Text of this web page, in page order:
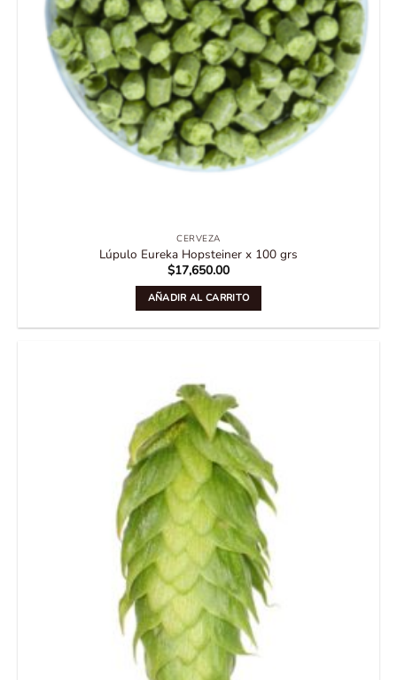
CERVEZA
Lúpulo Eureka Hopsteiner x 100 grs
$17,650.00
AÑADIR AL CARRITO